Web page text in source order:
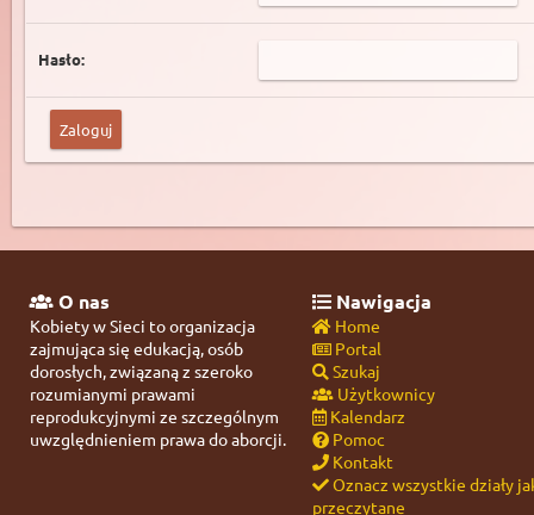
Hasło:
O nas
Kobiety w Sieci to organizacja
zajmująca się edukacją, osób
dorosłych, związaną z szeroko
rozumianymi prawami
reprodukcyjnymi ze szczególnym
uwzględnieniem prawa do aborcji.
Nawigacja
Home
Portal
Szukaj
Użytkownicy
Kalendarz
Pomoc
Kontakt
Oznacz wszystkie działy
przeczytane